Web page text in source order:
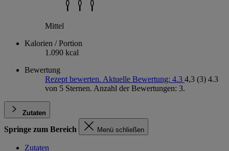
Mittel
Kalorien / Portion
1.090 kcal
Bewertung
Rezept bewerten. Aktuelle Bewertung: 4.3 4,3 (3) 4.3
von 5 Sternen. Anzahl der Bewertungen: 3.
Zutaten
Springe zum Bereich Menü schließen
Zutaten